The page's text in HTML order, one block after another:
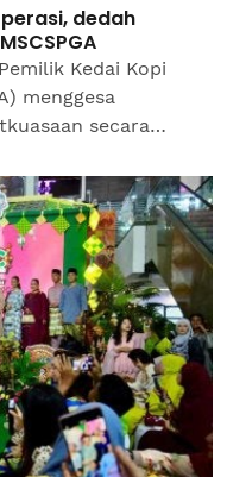
dedah
Kedai Kopi
menggesa
secara